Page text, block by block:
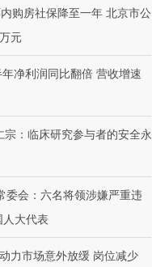
购房社保降至一年 北京市公
元
净利润同比翻倍 营收增速
宗：临床研究参与者的安全永
委会：六名将领涉嫌严重违
大代表
力市场意外放缓 岗位减少